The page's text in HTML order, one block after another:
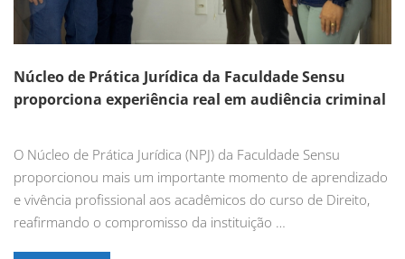
Núcleo de Prática Jurídica da Faculdade Sensu
proporciona experiência real em audiência criminal
O Núcleo de Prática Jurídica (NPJ) da Faculdade Sensu
proporcionou mais um importante momento de aprendizado
e vivência profissional aos acadêmicos do curso de Direito,
reafirmando o compromisso da instituição …